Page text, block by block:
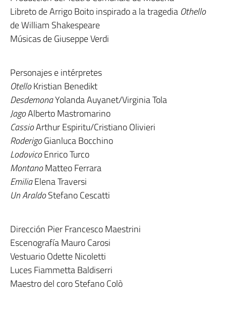
Libreto de Arrigo Boito inspirado a la tragedia Othello
de William Shakespeare
Músicas de Giuseppe Verdi
Personajes e intérpretes
OtelloKristian Benedikt
DesdemonaYolanda Auyanet/Virginia Tola
JagoAlberto Mastromarino
CassioArthur Espiritu/Cristiano Olivieri
RoderigoGianluca Bocchino
LodovicoEnrico Turco
MontanoMatteo Ferrara
EmiliaElena Traversi
UnAraldoStefano Cescatti
Dirección Pier Francesco Maestrini
Escenografía Mauro Carosi
Vestuario Odette Nicoletti
Luces Fiammetta Baldiserri
Maestro del coro Stefano Colò